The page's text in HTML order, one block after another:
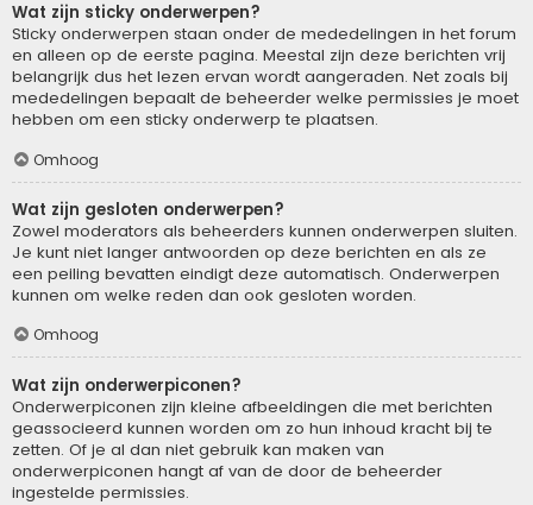
Wat zijn sticky onderwerpen?
Sticky onderwerpen staan onder de mededelingen in het forum
en alleen op de eerste pagina. Meestal zijn deze berichten vrij
belangrijk dus het lezen ervan wordt aangeraden. Net zoals bij
mededelingen bepaalt de beheerder welke permissies je moet
hebben om een sticky onderwerp te plaatsen.
Omhoog
Wat zijn gesloten onderwerpen?
Zowel moderators als beheerders kunnen onderwerpen sluiten.
Je kunt niet langer antwoorden op deze berichten en als ze
een peiling bevatten eindigt deze automatisch. Onderwerpen
kunnen om welke reden dan ook gesloten worden.
Omhoog
Wat zijn onderwerpiconen?
Onderwerpiconen zijn kleine afbeeldingen die met berichten
geassocieerd kunnen worden om zo hun inhoud kracht bij te
zetten. Of je al dan niet gebruik kan maken van
onderwerpiconen hangt af van de door de beheerder
ingestelde permissies.